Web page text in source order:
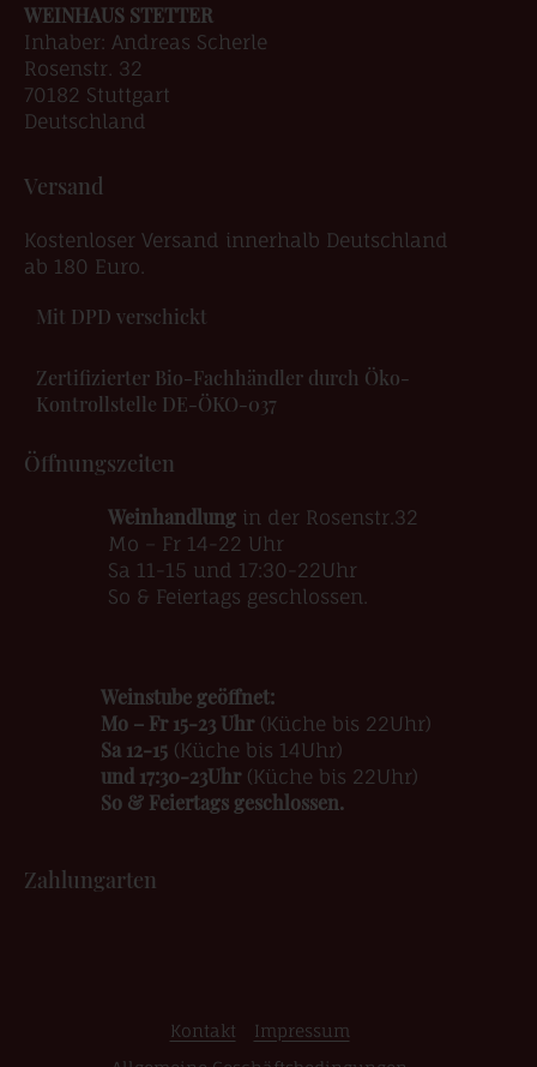
WEINHAUS STETTER
Inhaber: Andreas Scherle
Rosenstr. 32
70182 Stuttgart
Deutschland
Versand
Kostenloser Versand innerhalb Deutschland
ab 180 Euro.
Mit DPD verschickt
Zertifizierter Bio-Fachhändler durch Öko-
Kontrollstelle DE-ÖKO-037
Öffnungszeiten
Weinhandlungin der Rosenstr.32
Mo – Fr 14-22 Uhr
Sa 11-15 und 17:30-22Uhr
So & Feiertags geschlossen.
Weinstube geöffnet:
Mo – Fr 15-23 Uhr(Küche bis 22Uhr)
Sa 12-15(Küche bis 14Uhr)
und 17:30-23Uhr(Küche bis 22Uhr)
So & Feiertags geschlossen.
Zahlungarten
Kontakt
Impressum